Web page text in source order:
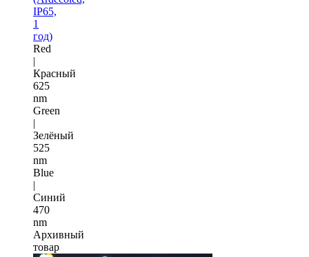
IP65,
1
год)
Red
|
Красный
625
nm
Green
|
Зелёный
525
nm
Blue
|
Синий
470
nm
Архивный
товар